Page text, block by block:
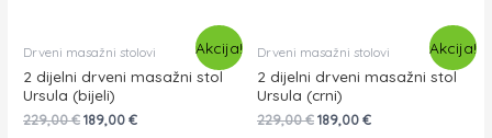
Akcija!
Drveni masažni stolovi
2 dijelni drveni masažni stol
Ursula (bijeli)
229,00€ 189,00€
Akcija!
Drveni masažni stolovi
2 dijelni drveni masažni stol
Ursula (crni)
229,00€ 189,00 €